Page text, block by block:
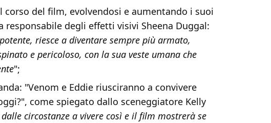
corso del film, evolvendosi e aumentando i suoi
responsabile degli effetti visivi Sheena Duggal:
riesce a diventare sempre più armato,
e pericoloso, con la sua veste umana che
";
"Venom e Eddie riusciranno a convivere
come spiegato dallo sceneggiatore Kelly
circostanze a vivere così e il film mostrerà se